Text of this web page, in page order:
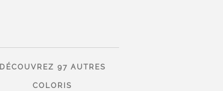
DÉCOUVREZ 97 AUTRES
COLORIS